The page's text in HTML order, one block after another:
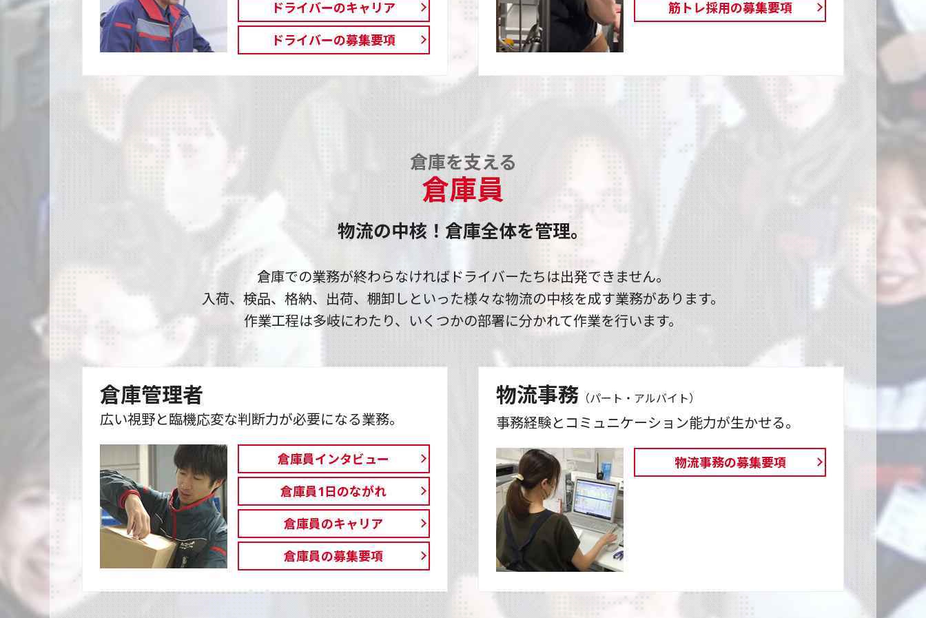
ドライバーのキャリア
ドライバーの募集要項
筋トレ採用の募集要項
倉庫を支える
倉庫員
物流の中核！倉庫全体を管理。
倉庫での業務が終わらなければドライバーたちは出発できません。
入荷、検品、格納、出荷、棚卸しといった様々な物流の中核を成す業務があります。
作業工程は多岐にわたり、いくつかの部署に分かれて作業を行います。
倉庫管理者
広い視野と臨機応変な判断力が必要になる業務。
倉庫員インタビュー
倉庫員1日のながれ
倉庫員のキャリア
倉庫員の募集要項
物流事務 （パート・アルバイト）
事務経験とコミュニケーション能力が生かせる。
物流事務の募集要項